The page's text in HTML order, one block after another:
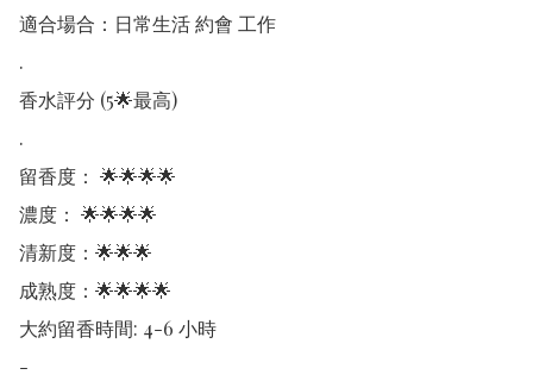
適合場合：日常生活 約會 工作
.
香水評分 (5🌟最高)
.
留香度： 🌟🌟🌟🌟
濃度： 🌟🌟🌟🌟
清新度：🌟🌟🌟
成熟度：🌟🌟🌟🌟
大約留香時間: 4-6 小時
-